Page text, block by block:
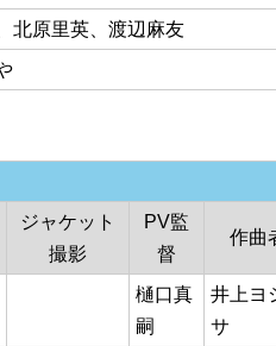
北原里英、渡辺麻友
ジャケット
撮影
PV監
督
作曲
樋口真
嗣
井上ヨ
サ